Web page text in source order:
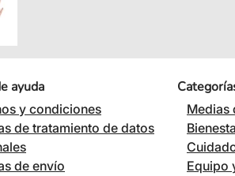
ayuda
y condiciones
de tratamiento de datos
de envío
Medias
Equipo